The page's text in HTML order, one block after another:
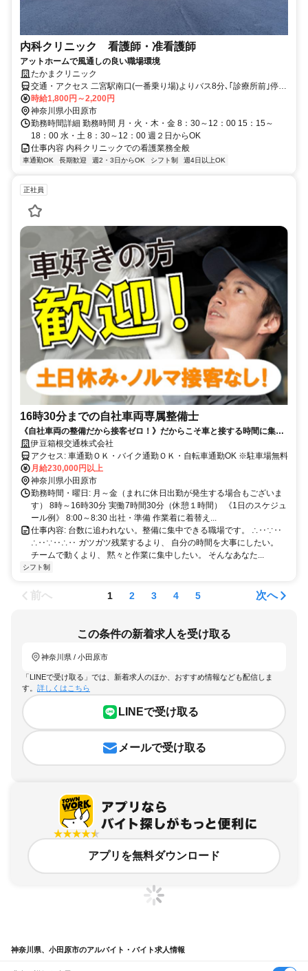
内科クリニック 看護師・准看護師
アットホームで風通しの良い職場環境
たかまクリニック
交通・アクセス 二宮駅南口(一番乗り場)よりバス8分､｢診療所前｣停下
車徒歩1分 ☆車通勤もOK！駐車場完備です｡
時給1,800円～2,200円
神奈川県小田原市
勤務時間詳細 勤務時間 月・火・木・金 8：30～12：00 15：15～
18：00 水・土 8：30～12：00 週２日からOK
仕事内容 内科クリニックでの看護業務全般
車通勤OK 長期歓迎 週2・3日からOK シフト制 週4日以上OK
正社員
16時30分までの自社車両専属整備士
《自社車両の整備だから接客ゼロ！》だからこそ車と接する時間に集中
できる環境です。
伊豆箱根交通株式会社
アクセス: 車通勤ＯＫ・バイク通勤ＯＫ・自転車通勤OK ※駐車場無料
月給230,000円以上
神奈川県小田原市
勤務時間・曜日: 月～金（まれに休日出勤が発生する場合もございま
す） 8時～16時30分 実働7時間30分（休憩１時間） 《1日のスケジュ
ール例》 8:00～8:30 出社・準備 作業着に着替え...
仕事内容: 台数に追われない。整備に集中できる職場です。 ∴‥∵‥
∴‥∵‥∴‥ ガツガツ残業するより、 自分の時間を大事にしたい。
チームで動くより、 黙々と作業に集中したい。 そんなあなた...
シフト制
前へ 1 2 3 4 5 次へ
この条件の新着求人を受け取る
神奈川県 / 小田原市
「LINEで受け取る」では、新着求人のほか、おすすめ情報なども配信しま
す。 詳しくはこちら
LINEで受け取る
メールで受け取る
アプリを無料ダウンロード
神奈川県、小田原市のアルバイト・バイト求人情報